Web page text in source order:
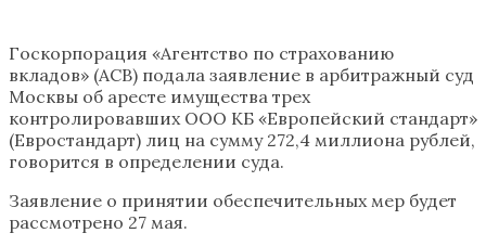
Госкорпорация «Агентство по страхованию
вкладов» (АСВ) подала заявление в арбитражный суд
Москвы об аресте имущества трех
контролировавших ООО КБ «Европейский стандарт»
(Евростандарт) лиц на сумму 272,4 миллиона рублей,
говорится в определении суда.
Заявление о принятии обеспечительных мер будет
рассмотрено 27 мая.